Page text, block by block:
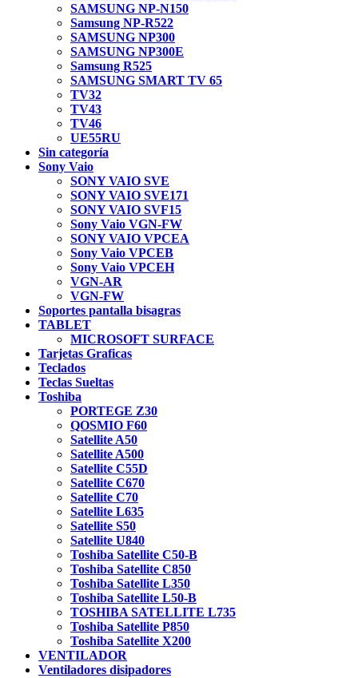
SAMSUNG NP-N150
Samsung NP-R522
SAMSUNG NP300
SAMSUNG NP300E
Samsung R525
SAMSUNG SMART TV 65
TV32
TV43
TV46
UE55RU
Sin categoría
Sony Vaio
SONY VAIO SVE
SONY VAIO SVE171
SONY VAIO SVF15
Sony Vaio VGN-FW
SONY VAIO VPCEA
Sony Vaio VPCEB
Sony Vaio VPCEH
VGN-AR
VGN-FW
Soportes pantalla bisagras
TABLET
MICROSOFT SURFACE
Tarjetas Graficas
Teclados
Teclas Sueltas
Toshiba
PORTEGE Z30
QOSMIO F60
Satellite A50
Satellite A500
Satellite C55D
Satellite C670
Satellite C70
Satellite L635
Satellite S50
Satellite U840
Toshiba Satellite C50-B
Toshiba Satellite C850
Toshiba Satellite L350
Toshiba Satellite L50-B
TOSHIBA SATELLITE L735
Toshiba Satellite P850
Toshiba Satellite X200
VENTILADOR
Ventiladores disipadores